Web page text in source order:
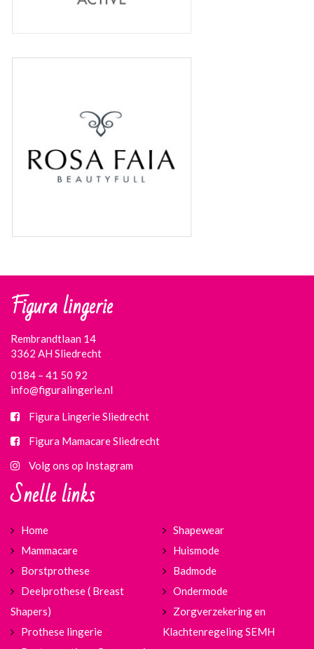
Figura lingerie
Rembrandtlaan 14
3362 AH Sliedrecht
0184 – 41 50 92
info@figuralingerie.nl
Figura Lingerie Sliedrecht
Figura Mamacare Sliedrecht
Volg ons op Instagram
Snelle links
Home
Mammacare
Borstprothese
Deelprothese ( Breast
Shapers)
Prothese lingerie
Shapewear
Huismode
Badmode
Ondermode
Zorgverzekering en
Klachtenregeling SEMH